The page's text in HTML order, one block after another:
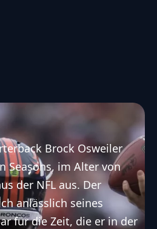
Brock Osweiler
Seasons, im Alter von
der NFL aus. Der
anlässlich seines
für die Zeit, die er in der